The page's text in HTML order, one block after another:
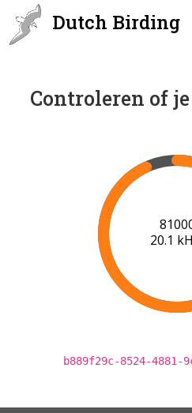
Dutch Birding
Controleren of
20.1
b889f29c-8524-4881-